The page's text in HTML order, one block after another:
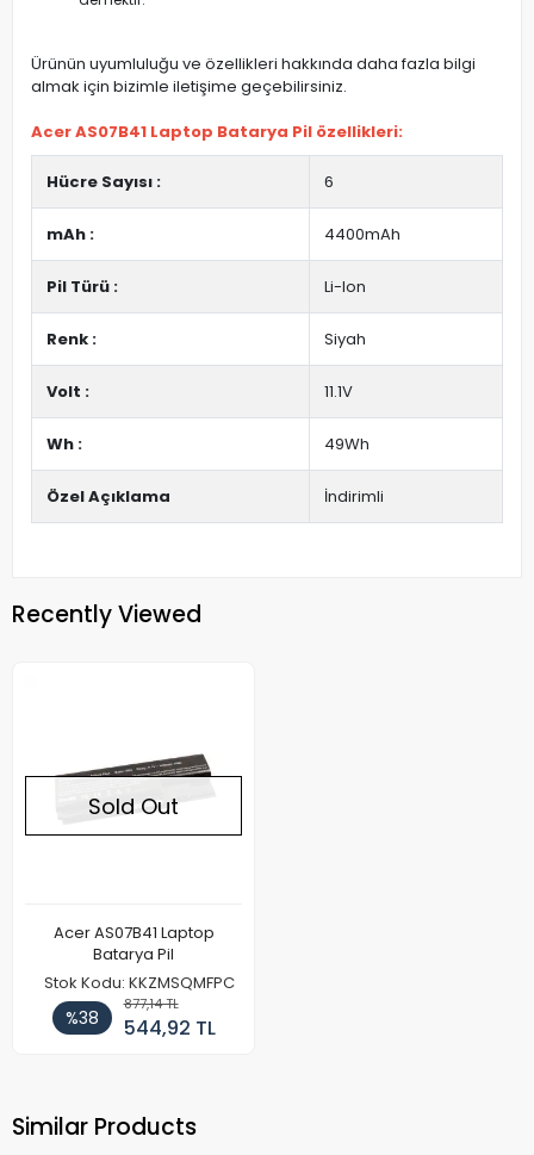
Ürünün uyumluluğu ve özellikleri hakkında daha fazla bilgi
almak için bizimle iletişime geçebilirsiniz.
Acer AS07B41 Laptop Batarya Pil özellikleri:
Hücre Sayısı : 6
mAh : 4400mAh
Pil Türü : Li-Ion
Renk : Siyah
Volt : 11.1V
Wh : 49Wh
Özel Açıklama İndirimli
Recently Viewed
Sold Out
Acer AS07B41 Laptop
Batarya Pil
Stok Kodu: KKZMSQMFPC
%38
877,14 TL
544,92 TL
Similar Products